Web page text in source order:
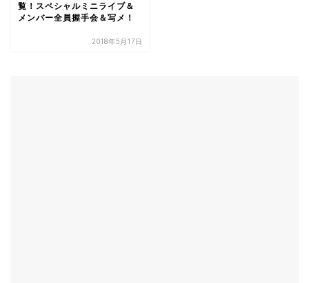
覧！スペシャルミニライブ＆
メンバー全員握手会＆写メ！
2018年5月17日